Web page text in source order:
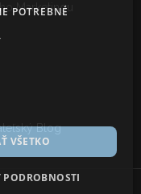
Marketing
Blog
POTREBNÉ
VŠETKO
PODROBNOSTI